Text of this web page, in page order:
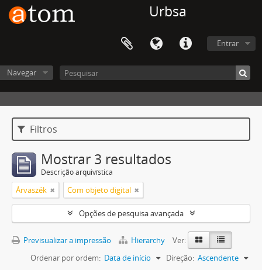
Urbsa
Entrar
Navegar
Filtros
Mostrar 3 resultados
Descrição arquivística
Árvaszék Com objeto digital
Opções de pesquisa avançada
Previsualizar a impressão Hierarchy
Ver:
Ordenar por ordem: Data de início Direção: Ascendente